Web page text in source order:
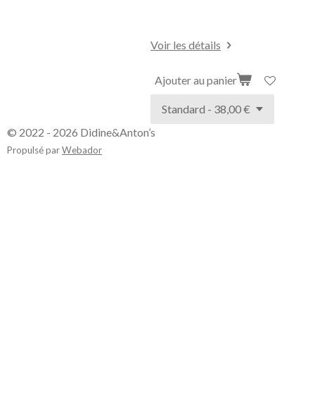
Voir les détails
Ajouter au panier
© 2022 - 2026 Didine&Anton’s
Propulsé parWebador